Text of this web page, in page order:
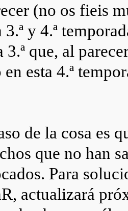
(no os fieis
3.ª y 4.ª
3.ª que, al
esta 4.ª
de la cosa es
que no han
Para
actualizará